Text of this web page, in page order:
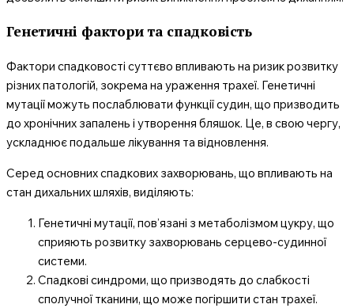
Генетичні фактори та спадковість
Фактори спадковості суттєво впливають на ризик розвитку
різних патологій, зокрема на ураження трахеї. Генетичні
мутації можуть послаблювати функції судин, що призводить
до хронічних запалень і утворення бляшок. Це, в свою чергу,
ускладнює подальше лікування та відновлення.
Серед основних спадкових захворювань, що впливають на
стан дихальних шляхів, виділяють:
Генетичні мутації, пов’язані з метаболізмом цукру, що
сприяють розвитку захворювань серцево-судинної
системи.
Спадкові синдроми, що призводять до слабкості
сполучної тканини, що може погіршити стан трахеї.